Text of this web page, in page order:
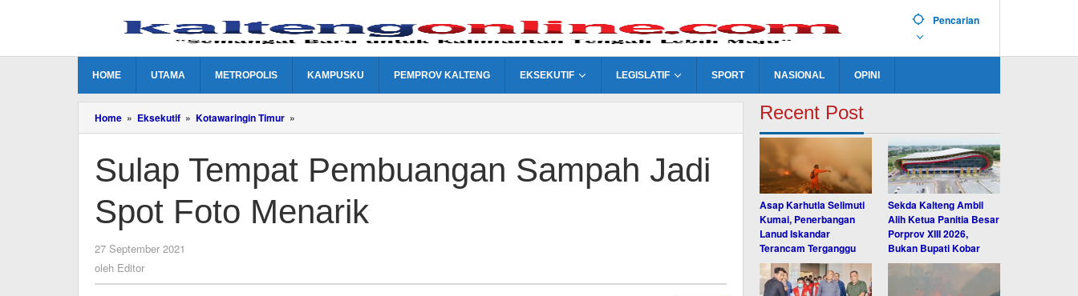
Pencarian
HOME UTAMA METROPOLIS KAMPUSKU PEMPROV KALTENG EKSEKUTIF LEGISLATIF SPORT NASIONAL OPINI
Home » Eksekutif » Kotawaringin Timur »
Tempat
Sampah
Jadi
Foto
Menarik
Sulap Tempat Pembuangan Sampah Jadi
Spot Foto Menarik
27 September 2021
oleh Editor
Recent Post
Asap Karhutla Selimuti
Kumai, Penerbangan
Lanud Iskandar
Terancam Terganggu
Sekda Kalteng Ambil
Alih Ketua Panitia Besar
Porprov XIII 2026,
Bukan Bupati Kobar